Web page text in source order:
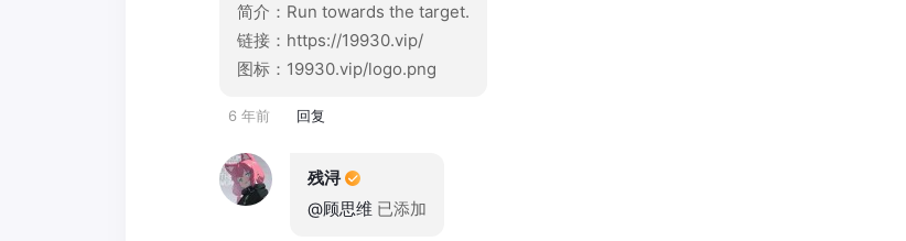
简介：Run towards the target.
链接：https://19930.vip/
图标：19930.vip/logo.png
6 年前 回复
残浔
@顾思维 已添加